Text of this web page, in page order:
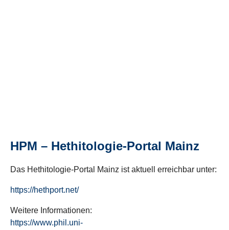
HPM – Hethitologie-Portal Mainz
Das Hethitologie-Portal Mainz ist aktuell erreichbar unter:
https://hethport.net/
Weitere Informationen:
https://www.phil.uni-